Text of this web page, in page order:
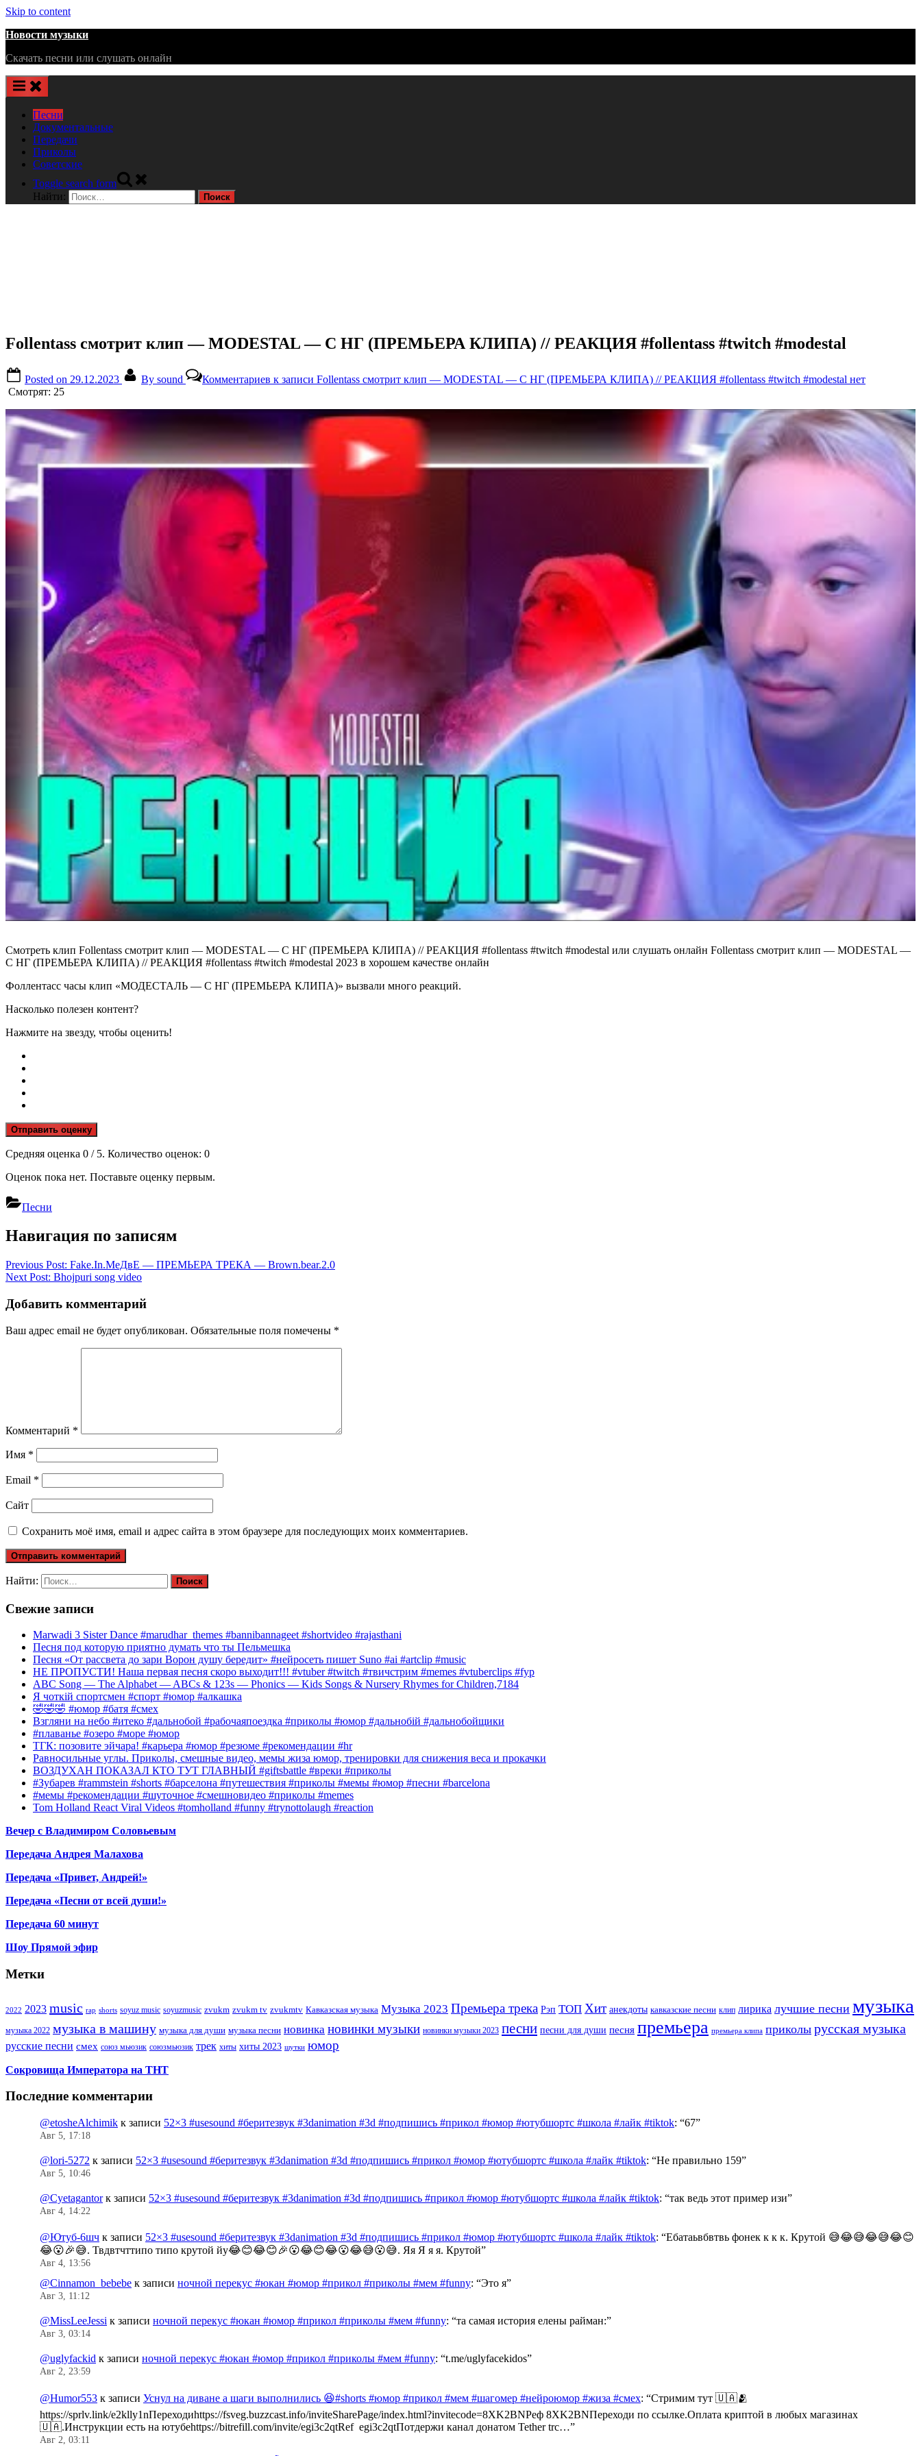
Skip to content
Новости музыки
Скачать песни или слушать онлайн
Песни
Документальные
Передачи
Приколы
Советские
Toggle search form
Найти:
Follentass смотрит клип — MODESTAL — С НГ (ПРЕМЬЕРА КЛИПА) // РЕАКЦИЯ #follentass #twitch #modestal
Posted on 29.12.2023 By sound Комментариев к записи Follentass смотрит клип — MODESTAL — С НГ (ПРЕМЬЕРА КЛИПА) // РЕАКЦИЯ #follentass #twitch #modestal нет
Смотрят: 25
Смотреть клип Follentass смотрит клип — MODESTAL — С НГ (ПРЕМЬЕРА КЛИПА) // РЕАКЦИЯ #follentass #twitch #modestal или слушать онлайн Follentass смотрит клип — MODESTAL —
С НГ (ПРЕМЬЕРА КЛИПА) // РЕАКЦИЯ #follentass #twitch #modestal 2023 в хорошем качестве онлайн
Фоллентасс часы клип «МОДЕСТАЛЬ — С НГ (ПРЕМЬЕРА КЛИПА)» вызвали много реакций.
Насколько полезен контент?
Нажмите на звезду, чтобы оценить!
Отправить оценку
Средняя оценка 0 / 5. Количество оценок: 0
Оценок пока нет. Поставьте оценку первым.
Песни
Навигация по записям
Previous Post: Fake.In.МеДвЕ — ПРЕМЬЕРА ТРЕКА — Brown.bear.2.0
Next Post: Bhojpuri song video
Добавить комментарий
Ваш адрес email не будет опубликован. Обязательные поля помечены *
Комментарий *
Имя *
Email *
Сайт
Сохранить моё имя, email и адрес сайта в этом браузере для последующих моих комментариев.
Найти:
Свежие записи
Marwadi 3 Sister Dance #marudhar_themes #bannibannageet #shortvideo #rajasthani
Песня под которую приятно думать что ты Пельмешка
Песня «От рассвета до зари Ворон душу бередит» #нейросеть пишет Suno #ai #artclip #music
НЕ ПРОПУСТИ! Наша первая песня скоро выходит!!! #vtuber #twitch #твичстрим #memes #vtuberclips #fyp
ABC Song — The Alphabet — ABCs & 123s — Phonics — Kids Songs & Nursery Rhymes for Children,7184
Я чоткій спортсмен #спорт #юмор #алкашка
🤣🤣🤣 #юмор #батя #смех
Взгляни на небо #итеко #дальнобой #рабочаяпоездка #приколы #юмор #дальнобій #дальнобойщики
#плаванье #озеро #море #юмор
ТГК: позовите эйчара! #карьера #юмор #резюме #рекомендации #hr
Равносильные углы. Приколы, смешные видео, мемы жиза юмор, тренировки для снижения веса и прокачки
ВОЗДУХАН ПОКАЗАЛ КТО ТУТ ГЛАВНЫЙ #giftsbattle #вреки #приколы
#Зубарев #rammstein #shorts #барселона #путешествия #приколы #мемы #юмор #песни #barcelona
#мемы #рекомендации #шуточное #смешновидео #приколы #memes
Tom Holland React Viral Videos #tomholland #funny #trynottolaugh #reaction
Вечер с Владимиром Соловьевым
Передача Андрея Малахова
Передача «Привет, Андрей!»
Передача «Песни от всей души!»
Передача 60 минут
Шоу Прямой эфир
Метки
2022 2023 music rap shorts soyuz music soyuzmusic zvukm zvukm tv zvukmtv Кавказская музыка Музыка 2023 Премьера трека Рэп ТОП Хит анекдоты кавказские песни клип лирика лучшие песни музыка
музыка 2022 музыка в машину музыка для души музыка песни новинка новинки музыки новинки музыки 2023 песни песни для души песня премьера премьера клипа приколы русская музыка
русские песни смех союз мьюзик союзмьюзик трек хиты хиты 2023 шутки юмор
Сокровища Императора на ТНТ
Последние комментарии
@etosheAlchimik к записи 52×3 #usesound #беритезвук #3danimation #3d #подпишись #прикол #юмор #ютубшортс #школа #лайк #tiktok: “67”
Авг 5, 17:18
@lori-5272 к записи 52×3 #usesound #беритезвук #3danimation #3d #подпишись #прикол #юмор #ютубшортс #школа #лайк #tiktok: “Не правильно 159”
Авг 5, 10:46
@Cyetagantorк записи 52×3 #usesound #беритезвук #3danimation #3d #подпишись #прикол #юмор #ютубшортс #школа #лайк #tiktok: “так ведь этот пример изи”
Авг 4, 14:22
@Ютуб-6шч к записи 52×3 #usesound #беритезвук #3danimation #3d #подпишись #прикол #юмор #ютубшортс #школа #лайк #tiktok: “Ебатаьвбвтвь фонек к к к. Крутой 😅😂😅😂😅😂😊
😂😮🎉😅. Твдвтчттипо типо крутой йу😂😊😂😊🎉😮😂😊😂😮😂😅😮😅. Яя Я я я. Крутой”
Авг 4, 13:56
@Cinnamon_bebebe к записи ночной перекус #юкан #юмор #прикол #приколы #мем #funny: “Это я”
Авг 3, 11:12
@MissLeeJessi к записи ночной перекус #юкан #юмор #прикол #приколы #мем #funny: “та самая история елены райман:”
Авг 3, 03:14
@uglyfackid к записи ночной перекус #юкан #юмор #прикол #приколы #мем #funny: “t.me/uglyfacekidos”
Авг 2, 23:59
@Humor553 к записи Уснул на диване а шаги выполнились 😆#shorts #юмор #прикол #мем #шагомер #нейроюмор #жиза #смех: “Стримим тут 🇺🇦🫂
https://sprlv.link/e2klly1nПереходиhttps://fsveg.buzzcast.info/inviteSharePage/index.html?invitecode=8XK2BNРеф 8XK2BNПереходи по ссылке.Оплата криптой в любых магазинах
🇺🇦.Инструкции есть на ютубеhttps://bitrefill.com/invite/egi3c2qtRef egi3c2qtПотдержи канал донатом Tether trc…”
Авг 2, 03:11